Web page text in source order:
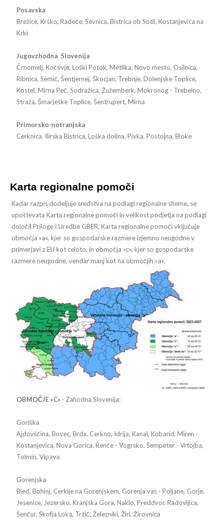
Posavska
Brežice, Krško, Radeče, Sevnica, Bistrica ob Sotli, Kostanjevica na
Krki
Jugovzhodna Slovenija
Črnomelj, Kočevje, Loški Potok, Metlika, Novo mesto, Osilnica,
Ribnica, Semič, Šentjernej, Škocjan, Trebnje, Dolenjske Toplice,
Kostel, Mirna Peč, Sodražica, Žužemberk, Mokronog - Trebelno,
Straža, Šmarješke Toplice, Šentrupert, Mirna
Primorsko-notranjska
Cerknica, Ilirska Bistrica, Loška dolina, Pivka, Postojna, Bloke
Karta regionalne pomoči
Kadar razpis dodeljuje sredstva na podlagi regionalne sheme, se
upoštevata Karta regionalne pomoči in velikost podjetja na podlagi
določil Priloge I Uredbe GBER. Karta regionalne pomoči vključuje
območja »a«, kjer so gospodarske razmere izjemno neugodne v
primerjavi z EU kot celoto, in območja »c«, kjer so gospodarske
razmere neugodne, vendar manj kot na območjih »a«.
OBMOČJE »C« - Zahodna Slovenija:
Goriška
Ajdovščina, Bovec, Brda, Cerkno, Idrija, Kanal, Kobarid, Miren -
Kostanjevica, Nova Gorica, Renče - Vogrsko, Šempeter - Vrtojba,
Tolmin, Vipava
Gorenjska
Bled, Bohinj, Cerklje na Gorenjskem, Gorenja vas - Poljane, Gorje,
Jesenice, Jezersko, Kranjska Gora, Naklo, Preddvor, Radovljica,
Šenčur, Škofja Loka, Tržič, Železniki, Žiri, Žirovnica